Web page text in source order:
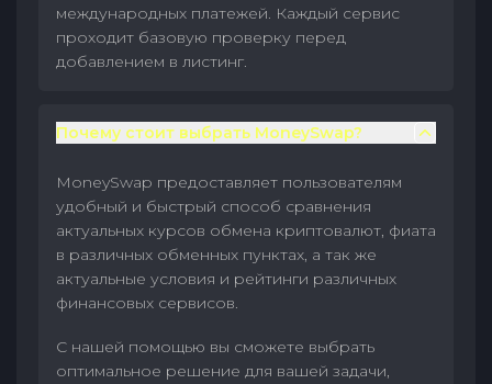
международных платежей. Каждый сервис
проходит базовую проверку перед
добавлением в листинг.
Почему стоит выбрать MoneySwap?
MoneySwap предоставляет пользователям
удобный и быстрый способ сравнения
актуальных курсов обмена криптовалют, фиата
в различных обменных пунктах, а так же
актуальные условия и рейтинги различных
финансовых сервисов.
С нашей помощью вы сможете выбрать
оптимальное решение для вашей задачи,